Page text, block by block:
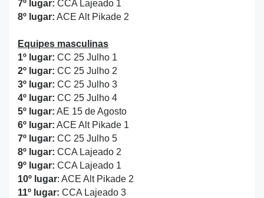
7º lugar: CCA Lajeado 1
8º lugar: ACE Alt Pikade 2
Equipes masculinas
1º lugar: CC 25 Julho 1
2º lugar: CC 25 Julho 2
3º lugar: CC 25 Julho 3
4º lugar: CC 25 Julho 4
5º lugar: AE 15 de Agosto
6º lugar: ACE Alt Pikade 1
7º lugar: CC 25 Julho 5
8º lugar: CCA Lajeado 2
9º lugar: CCA Lajeado 1
10º lugar: ACE Alt Pikade 2
11º lugar: CCA Lajeado 3